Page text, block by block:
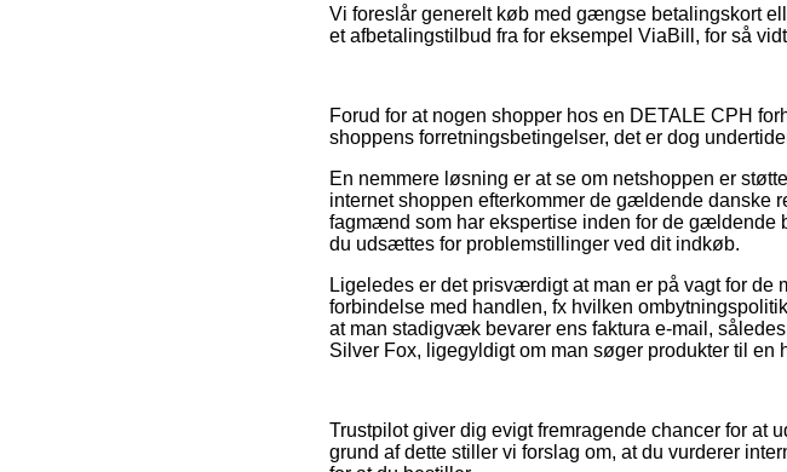
Vi foreslår generelt køb med gængse betalingskort
et afbetalingstilbud fra for eksempel ViaBill, for så
Forud for at nogen shopper hos en DETALE CPH
shoppens forretningsbetingelser, det er dog
En nemmere løsning er at se om netshoppen er
internet shoppen efterkommer de gældende danske
fagmænd som har ekspertise inden for de gældende
du udsættes for problemstillinger ved dit indkøb.
Ligeledes er det prisværdigt at man er på vagt for
forbindelse med handlen, fx hvilken
at man stadigvæk bevarer ens faktura e-mail,
Silver Fox, ligegyldigt om man søger produkter til en
Trustpilot giver dig evigt fremragende chancer for at
grund af dette stiller vi forslag om, at du vurderer